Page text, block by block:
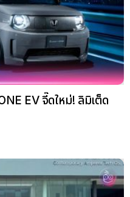
EV จี๊ดใหม่! ลิมิเต็ด